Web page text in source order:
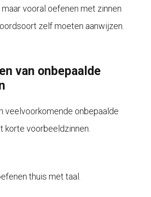
vooral oefenen met zinnen
zelf moeten aanwijzen.
van onbepaalde
veelvoorkomende onbepaalde
korte voorbeeldzinnen.
thuis met taal.